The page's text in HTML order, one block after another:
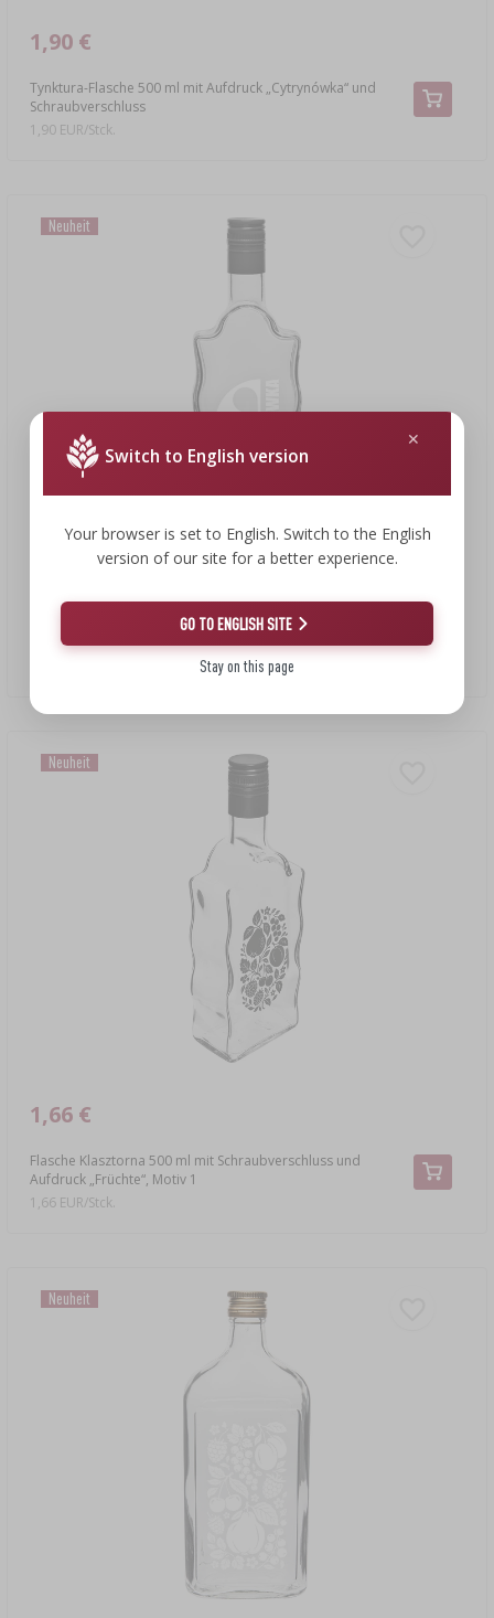
Tynktura-Flasche 500 ml mit Aufdruck „Cytrynówka“ und
Schraubverschluss
1,90 €
1,90 EUR/Stck.
Neuheit
Klasztorna-Flasche 500 ml mit Schraubverschluss und
Aufdruck „Cytrynówka“, Motiv 2
Neuheit
Flasche Klasztorna 500 ml mit Schraubverschluss und
Aufdruck „Früchte“, Motiv 1
1,66 €
1,66 EUR/Stck.
Neuheit
Switch to English version
Your browser is set to English. Switch to the English
version of our site for a better experience.
GO TO ENGLISH SITE
Stay on this page